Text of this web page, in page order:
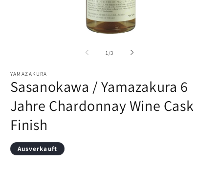
1 /von
3
YAMAZAKURA
Sasanokawa / Yamazakura 6
Jahre Chardonnay Wine Cask
Finish
Ausverkauft